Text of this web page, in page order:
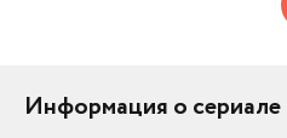
Информация о сериале